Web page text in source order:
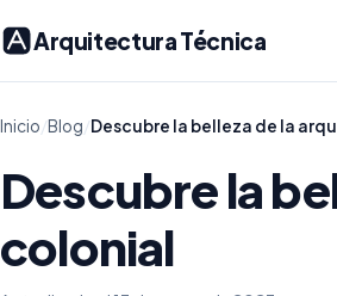
Arquitectura Técnica
Inicio/Blog/Descubre la belleza de la
Descubre la
colonial